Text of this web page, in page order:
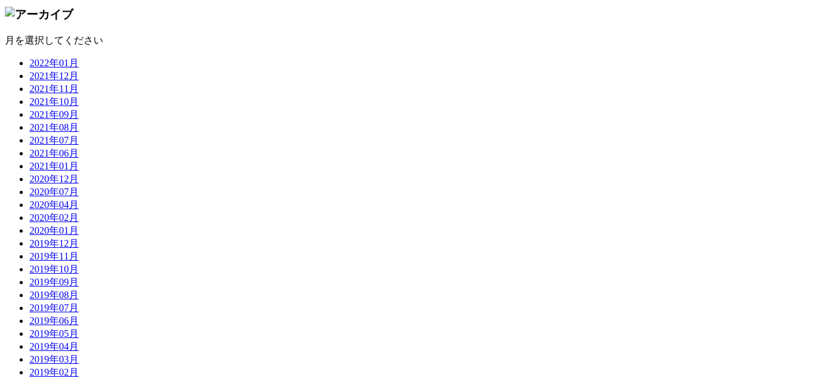
月を選択してください
2022年01月
2021年12月
2021年11月
2021年10月
2021年09月
2021年08月
2021年07月
2021年06月
2021年01月
2020年12月
2020年07月
2020年04月
2020年02月
2020年01月
2019年12月
2019年11月
2019年10月
2019年09月
2019年08月
2019年07月
2019年06月
2019年05月
2019年04月
2019年03月
2019年02月